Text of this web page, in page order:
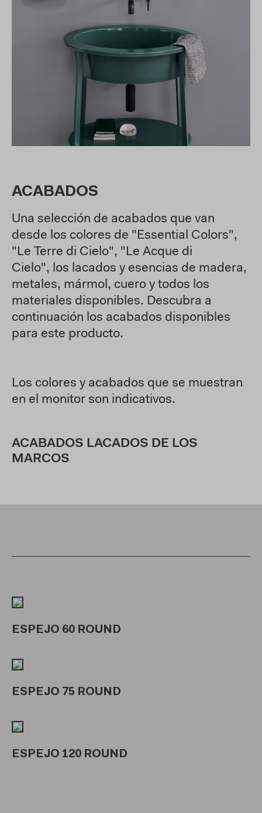
ACABADOS
Una selección de acabados que van
desde los colores de "Essential Colors",
"Le Terre di Cielo", "Le Acque di
Cielo", los lacados y esencias de madera,
metales, mármol, cuero y todos los
materiales disponibles. Descubra a
continuación los acabados disponibles
para este producto.
Los colores y acabados que se muestran
en el monitor son indicativos.
ACABADOS LACADOS DE LOS
MARCOS
ESPEJO 60 ROUND
ESPEJO 75 ROUND
ESPEJO 120 ROUND